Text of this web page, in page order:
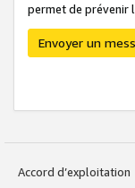
permet de prévenir
Envoyer un
Accord d’exploitation